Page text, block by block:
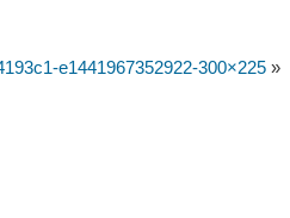
e1441967352922-300×225 »